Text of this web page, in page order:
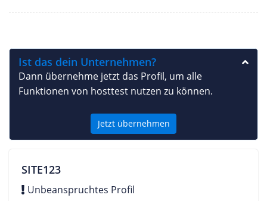
Ist das dein Unternehmen?
Dann übernehme jetzt das Profil, um alle
Funktionen von hosttest nutzen zu können.
Jetzt übernehmen
SITE123
Unbeanspruchtes Profil